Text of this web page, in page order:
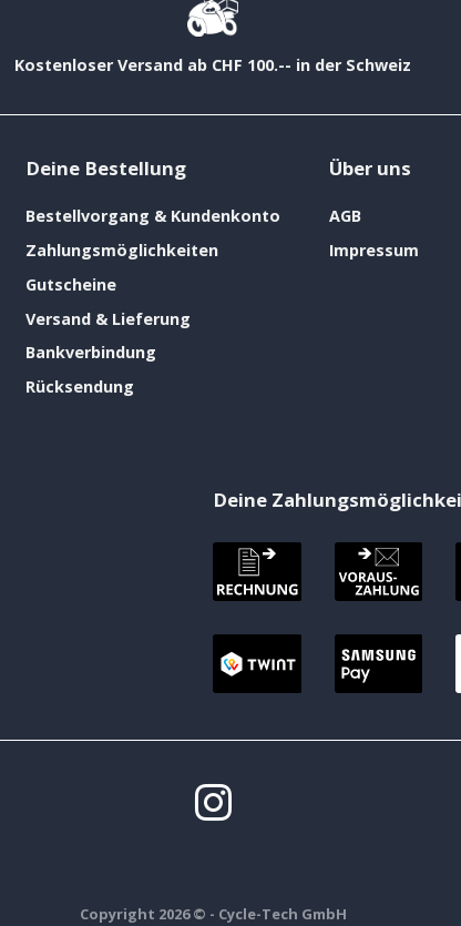
Kostenloser Versand ab CHF 100.-- in der Schweiz
Deine Bestellung
Bestellvorgang & Kundenkonto
Zahlungsmöglichkeiten
Gutscheine
Versand & Lieferung
Bankverbindung
Rücksendung
Über uns
AGB
Impressum
Deine
Copyright 2026 © - Cycle-Tech GmbH